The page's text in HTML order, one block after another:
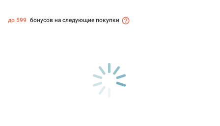
до 599 бонусов на следующие покупки